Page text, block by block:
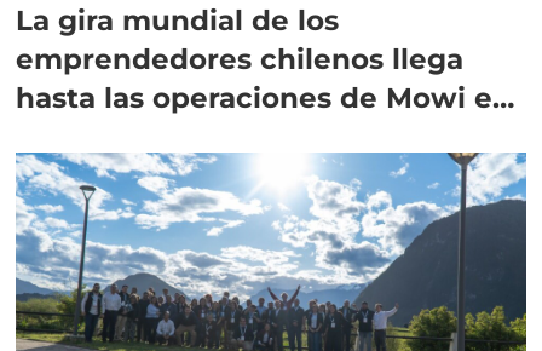
La gira mundial de los
emprendedores chilenos llega
hasta las operaciones de Mowi en